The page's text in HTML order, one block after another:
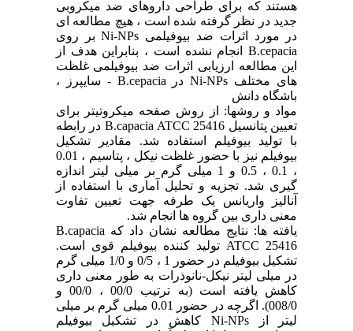
هستند که برای طراحی داروهای ضد میکروبی
جدید در نظر گرفته شده است ، هیچ مطالعه ای
در مورد اثرات ضد بیوفیلمی Ni-NPs بر روی
B.cepacia انجام نشده است ، بنابراین هدف از
این مطالعه ارزیابی اثرات ضد بیوفیلمی غلظت
های مختلف Ni-NPs در B.cepacia - سایپرز ،
باشگاه دانش
مواد و روشها: از روش صفحه میکروتیتر برای
تعیین پتانسیل B.capacia ATCC 25416 در رابطه
با تولید بیوفیلم استفاده شد. مقادیر تشکیل
بیوفیلم نیز با حضور غلظت نیکل ، پتاسیم ، 0.01
، 0.1 ، 0.5 و 1 میلی گرم بر میلی لیتر اندازه
گیری شد. تجزیه و تحلیل آماری با استفاده از
آنالیز واریانس یک طرفه جهت تعیین تفاوت
معنی داری بین گروه ها انجام شد.
یافته ها: نتایج مطالعه نشان داد که B.capacia
ATCC 25416 تولید کننده بیوفیلم قوی است.
تشکیل بیوفیلم در حضور 1 ، 0/5 و 1/0 میلی گرم
در میلی لیتر نیکل-نانوذرات به طور معنی داری
کاهش یافته است (به ترتیب 00/0 ، 00/0 و
008/0). اگرچه در حضور 0.01 میلی گرم بر میلی
لیتر از Ni-NPs کاهش در تشکیل بیوفیلم